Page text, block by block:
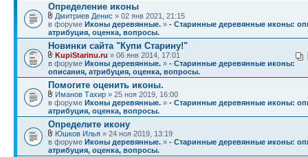
Определение иконы
Дмитриев Денис » 02 янв 2021, 21:15
в форуме Иконы деревянные. » - Старинные деревянные иконы:
атрибуция, оценка, вопросы.
Новинки сайта "Купи Старину!"
KupiStarinu.ru » 06 янв 2014, 17:01
в форуме Иконы деревянные. » - Старинные деревянные иконы:
описания, атрибуция, оценка, вопросы.
Помогите оценить иконы.
Иманов Тахир » 25 ноя 2019, 16:00
в форуме Иконы деревянные. » - Старинные деревянные иконы:
атрибуция, оценка, вопросы.
Определите икону
Юшков Илья » 24 ноя 2019, 13:19
в форуме Иконы деревянные. » - Старинные деревянные иконы:
атрибуция, оценка, вопросы.